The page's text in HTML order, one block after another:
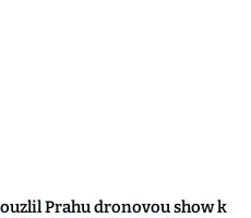
Prahu dronovou show k